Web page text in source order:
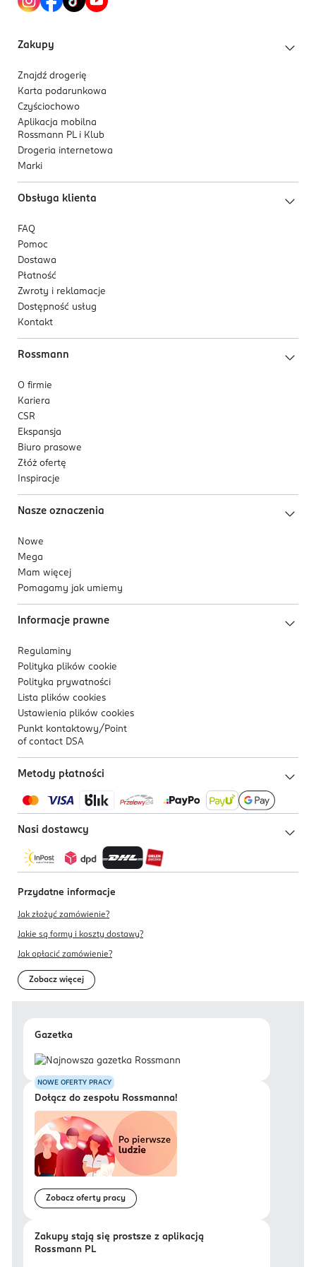
rozkoszny, różany zapach – każda aplikacja
duży wybór odcieni – szeroka paleta odcieni,
dla każdego typu skóry
Zakupy
Znajdź drogerię
Karta podarunkowa
Czyściochowo
Aplikacja mobilna
Rossmann PL i Klub
Drogeria internetowa
Marki
Obsługa klienta
FAQ
Pomoc
Dostawa
Płatność
Zwroty i reklamacje
Dostępność usług
Kontakt
Rossmann
O firmie
Kariera
CSR
Ekspansja
Biuro prasowe
Złóż ofertę
Inspiracje
Nasze oznaczenia
Nowe
Mega
Mam więcej
Pomagamy jak umiemy
Informacje prawne
Regulaminy
Polityka plików cookie
Polityka prywatności
Lista plików cookies
Ustawienia plików cookies
Punkt kontaktowy/ Point
of contact DSA
Metody płatności
Nasi dostawcy
Przydatne informacje
Jak złożyć zamówienie?
Jakie są formy i koszty dostawy?
Jak opłacić zamówienie?
Zobacz więcej
Gazetka
NOWE OFERTY PRACY
Dołącz do zespołu Rossmanna!
Zobacz oferty pracy
Zakupy stają się prostsze z aplikacją
Rossmann PL